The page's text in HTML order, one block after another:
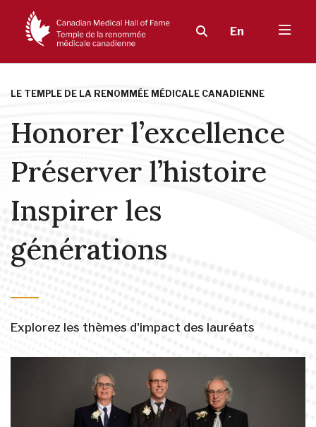
En
LE TEMPLE DE LA RENOMMÉE MÉDICALE CANADIENNE
Honorer l’excellence
Préserver l’histoire
Inspirer les
générations
Explorez les thèmes d'impact des lauréats